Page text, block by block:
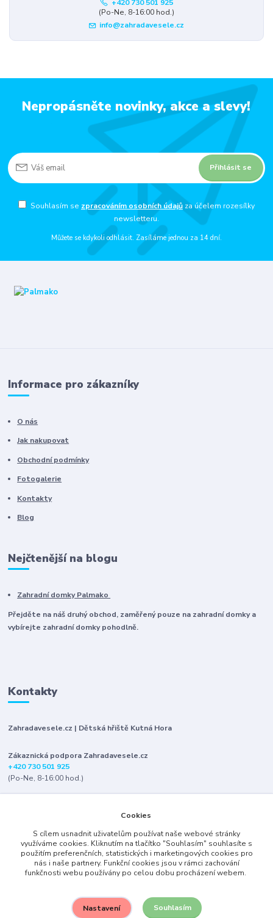
+420 730 501 925
(Po-Ne, 8-16:00 hod.)
info@zahradavesele.cz
Nepropásněte novinky, akce a slevy!
Přihlásit se
Souhlasím se zpracováním osobních údajůza účelem rozesílky
newsletteru.
Můžete se kdykoli odhlásit. Zasíláme jednou za 14 dní.
Informace pro zákazníky
O nás
Jak nakupovat
Obchodní podmínky
Fotogalerie
Kontakty
Blog
Nejčtenější na blogu
Zahradní domky Palmako
Přejděte na náš druhý obchod, zaměřený pouze na zahradní domky a
vybírejte zahradní domky pohodlně.
Kontakty
Zahradavesele.cz | Dětská hřiště Kutná Hora
Zákaznická podpora Zahradavesele.cz
+420 730 501 925
(Po-Ne, 8-16:00 hod.)
Cookies
S cílem usnadnit uživatelům používat naše webové stránky
využíváme cookies. Kliknutím na tlačítko "Souhlasím" souhlasíte s
použitím preferenčních, statistických i marketingových cookies pro
nás i naše partnery. Funkční cookies jsou v rámci zachování
funkčnosti webu používány po celou dobu procházení webem.
Nastavení Souhlasím